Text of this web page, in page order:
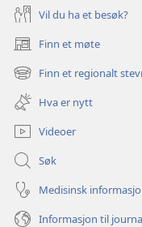
Vil du ha et besøk?
Finn et møte
(åpner
nytt
vindu)
Finn et regionalt
(åpner
nytt
vindu)
Hva er nytt
Videoer
Søk
Medisinsk
Informasjon til